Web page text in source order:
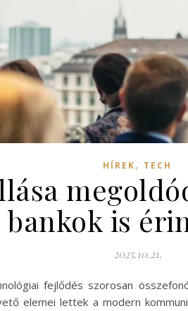
HÍREK, TECH
bankok is
2025.10.21.
fejlődés szorosan
elemei lettek a modern